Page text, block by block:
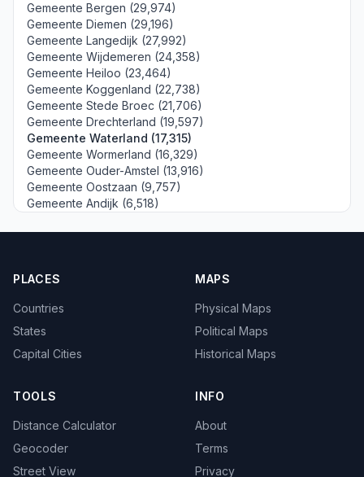
Gemeente Bergen (29,974)
Gemeente Diemen (29,196)
Gemeente Langedijk (27,992)
Gemeente Wijdemeren (24,358)
Gemeente Heiloo (23,464)
Gemeente Koggenland (22,738)
Gemeente Stede Broec (21,706)
Gemeente Drechterland (19,597)
Gemeente Waterland (17,315)
Gemeente Wormerland (16,329)
Gemeente Ouder-Amstel (13,916)
Gemeente Oostzaan (9,757)
Gemeente Andijk (6,518)
PLACES
Countries
States
Capital Cities
MAPS
Physical Maps
Political Maps
Historical Maps
TOOLS
Distance Calculator
Geocoder
Street View
INFO
About
Terms
Privacy